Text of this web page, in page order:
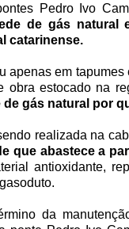
Pedro Ivo
de gás natural
catarinense.
apenas em
obra estocado na
de gás natural por
realizada na
que abastece a
antioxidante,
da